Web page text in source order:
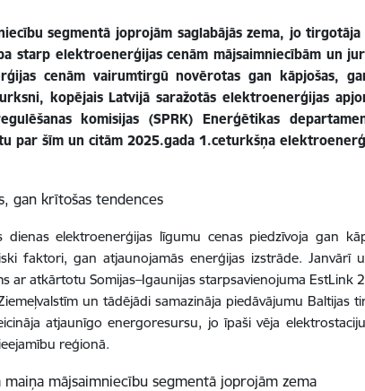
segmentā joprojām saglabājās zema, jo
starp elektroenerģijas cenām mājsaimniecībām un
cenām vairumtirgū novērotas gan kāpjošas,
kopējais Latvijā saražotās elektroenerģijas
komisijas (SPRK) Enerģētikas
par šīm un citām 2025.gada 1.ceturkšņa
gan krītošas tendences
elektroenerģijas līgumu cenas piedzīvoja gan
faktori, gan atjaunojamās enerģijas izstrāde. Janvārī
ar atkārtotu Somijas–Igaunijas starpsavienojuma EstLink
un tādējādi samazināja piedāvājumu Baltijas
atjaunīgo energoresursu, jo īpaši vēja
reģionā.
mājsaimniecību segmentā joprojām zema